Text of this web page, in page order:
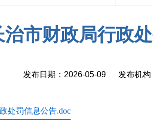
治市财政局行政
发布日期：2026-05-09 发布机构
处罚信息公告.doc